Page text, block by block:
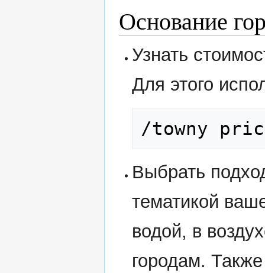
Основание
Узнать
Для этого
/towny
Выбрать
тематикой
водой, в
городам.